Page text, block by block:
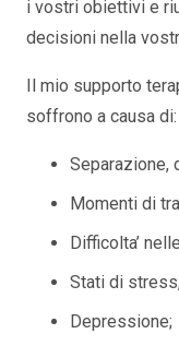
i vostri obiettivi e
decisioni nella
Il mio supporto
soffrono a causa di:
Separazione,
Momenti di
Difficolta’
Stati di
Depressione;